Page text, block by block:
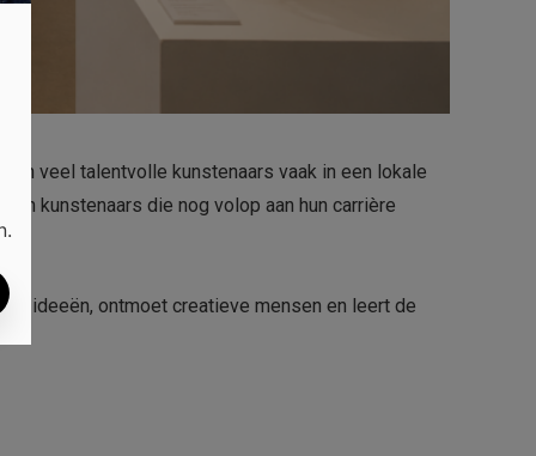
veel talentvolle kunstenaars vaak in een lokale
kunstenaars die nog volop aan hun carrière
ideeën, ontmoet creatieve mensen en leert de